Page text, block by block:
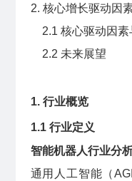
2. 核心增长驱动因
2.1 核心驱动因素
2.2 未来展望
1. 行业概览
1.1 行业定义
智能机器人行业分
通用人工智能（